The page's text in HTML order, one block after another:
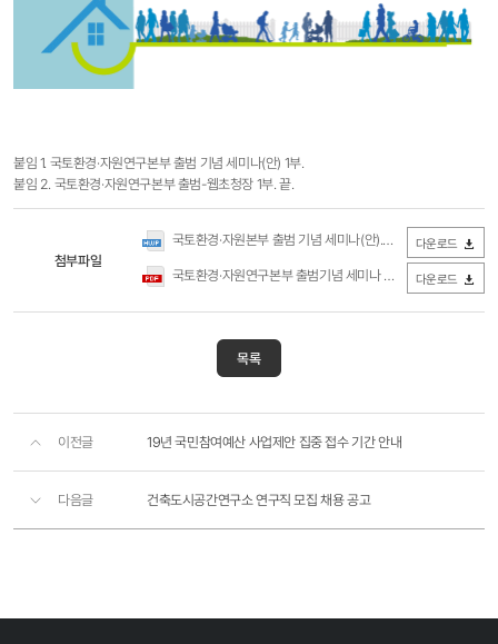
붙임 1. 국토환경·자원연구본부 출범 기념 세미나(안) 1부.​
붙임 2. 국토환경·자원연구본부 출범-웹초청장 1부. 끝.
첨부파일
국토환경·자원본부 출범 기념 세미나(안).hwp (0Byte / 다운로드
다운로드
국토환경·자원연구본부 출범기념 세미나 웹초청장.pdf (0Byte /
다운로드
목록
이전글 19년 국민참여예산 사업제안 집중 접수 기간 안내
다음글 건축도시공간연구소 연구직 모집 채용 공고